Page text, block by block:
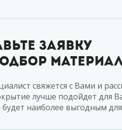
заявку
свяжется с Вами и
лучше подойдет для
наиболее выгодным